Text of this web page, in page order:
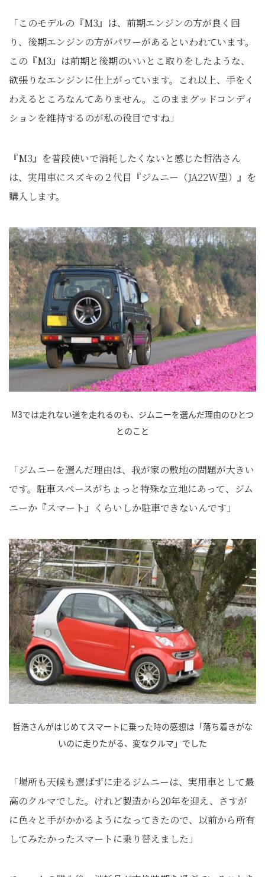
「このモデルの『M3』は、前期エンジンの方が良く回
り、後期エンジンの方がパワーがあるといわれています。
この『M3』は前期と後期のいいとこ取りをしたような、
欲張りなエンジンに仕上がっています。これ以上、手をく
わえるところなんてありません。このままグッドコンディ
ションを維持するのが私の役目ですね」
『M3』を普段使いで消耗したくないと感じた哲浩さん
は、実用車にスズキの２代目『ジムニー（JA22W型）』を
購入します。
M3では走れない道を走れるのも、ジムニーを選んだ理由のひとつ
とのこと
「ジムニーを選んだ理由は、我が家の敷地の問題が大きい
です。駐車スペースがちょっと特殊な立地にあって、ジム
ニーか『スマート』くらいしか駐車できないんです」
哲浩さんがはじめてスマートに乗った時の感想は「落ち着きがな
いのに走りたがる、変なクルマ」でした
「場所も天候も選ばずに走るジムニーは、実用車として最
高のクルマでした。けれど製造から20年を迎え、さすが
に色々と手がかかるようになってきたので、以前から所有
してみたかったスマートに乗り替えました」